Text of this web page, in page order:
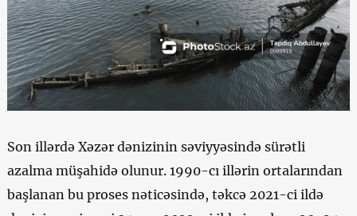
Son illərdə Xəzər dənizinin səviyyəsində sürətli
azalma müşahidə olunur. 1990-cı illərin ortalarından
başlanan bu proses nəticəsində, təkcə 2021-ci ildə